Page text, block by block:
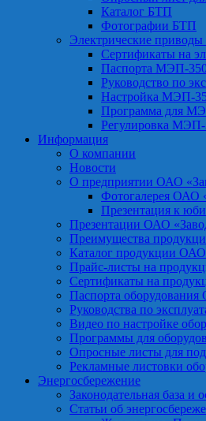
Каталог БТП
Фотографии БТП
Электрические
Сертификаты на
Паспорта МЭП-
Руководство по
Настройка МЭП-
Программа для
Регулировка МЭП-
Информация
О компании
Новости
О предприятии ОАО
Фотогалерея ОАО
Презентация к
Презентации ОАО
Преимущества
Каталог продукции
Прайс-листы на
Сертификаты на
Паспорта
Руководства по
Видео по настройке
Программы для
Опросные листы для
Рекламные листовки
Энергосбережение
Законодательная база
Статьи об